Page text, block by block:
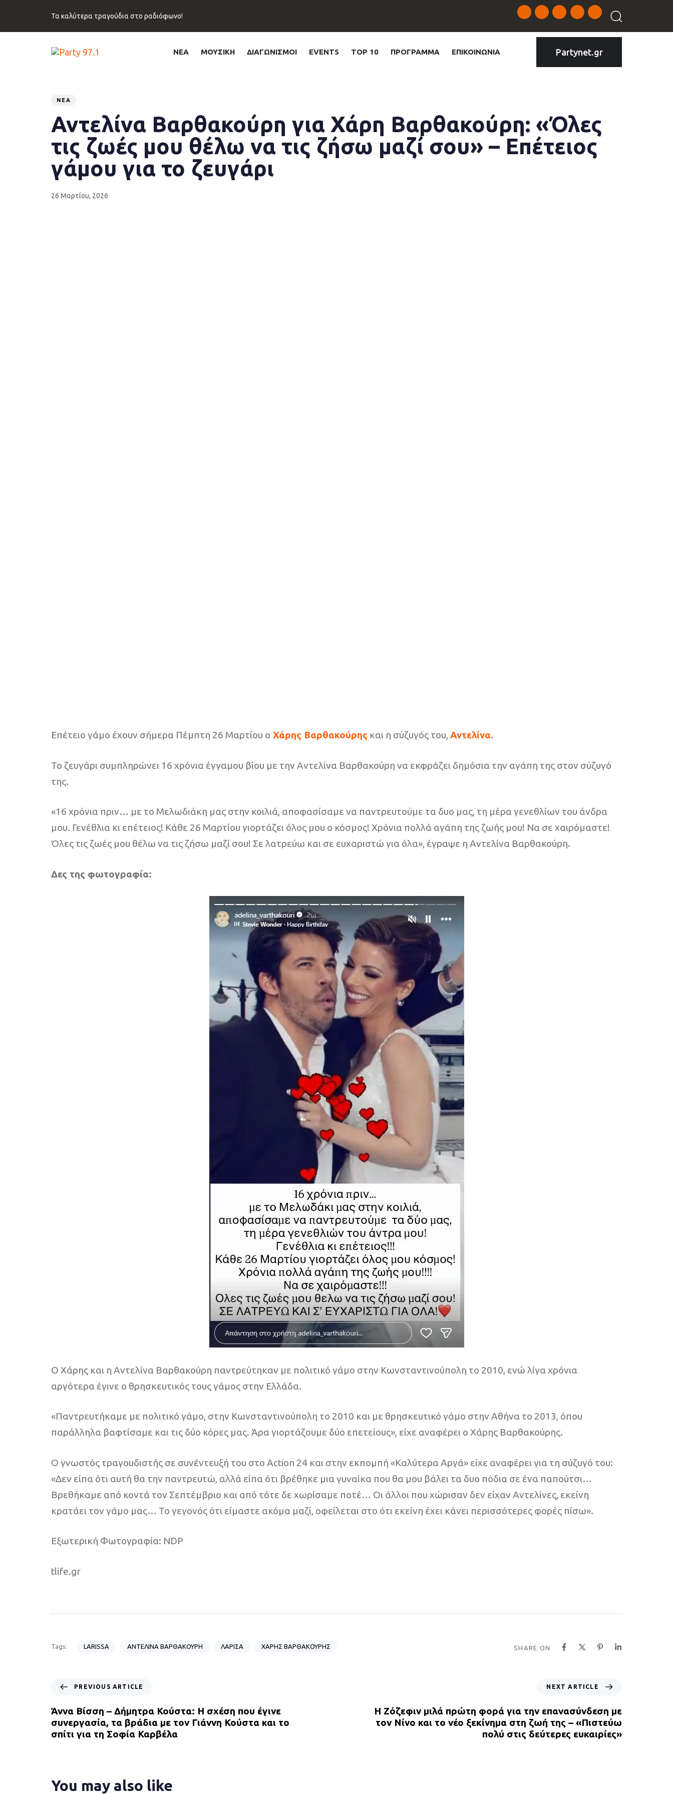
navigation
Τα καλύτερα τραγούδια στο ραδιόφωνο!
ΝΕΑ ΜΟΥΣΙΚΗ ΔΙΑΓΩΝΙΣΜΟΙ EVENTS TOP 10 ΠΡΟΓΡΑΜΜΑ ΕΠΙΚΟΙΝΩΝΙΑ Partynet.gr
ΝΈΑ
Αντελίνα Βαρθακούρη για Χάρη Βαρθακούρη: «Όλες
τις ζωές μου θέλω να τις ζήσω μαζί σου» – Επέτειος
γάμου για το ζευγάρι
on:
26 Μαρτίου, 2026
Επέτειο γάμο έχουν σήμερα Πέμπτη 26 Μαρτίου ο Χάρης Βαρθακούρης και η σύζυγός του, Αντελίνα.
Το ζευγάρι συμπληρώνει 16 χρόνια έγγαμου βίου με την Αντελίνα Βαρθακούρη να εκφράζει δημόσια την αγάπη της στον σύζυγό
της.
«16 χρόνια πριν… με το Μελωδιάκη μας στην κοιλιά, αποφασίσαμε να παντρευτούμε τα δυο μας, τη μέρα γενεθλίων του άνδρα
μου. Γενέθλια κι επέτειος! Κάθε 26 Μαρτίου γιορτάζει όλος μου ο κόσμος! Χρόνια πολλά αγάπη της ζωής μου! Να σε χαιρόμαστε!
Όλες τις ζωές μου θέλω να τις ζήσω μαζί σου! Σε λατρεύω και σε ευχαριστώ για όλα», έγραψε η Αντελίνα Βαρθακούρη.
Δες της φωτογραφία:
Ο Χάρης και η Αντελίνα Βαρθακούρη παντρεύτηκαν με πολιτικό γάμο στην Κωνσταντινούπολη το 2010, ενώ λίγα χρόνια
αργότερα έγινε ο θρησκευτικός τους γάμος στην Ελλάδα.
«Παντρευτήκαμε με πολιτικό γάμο, στην Κωνσταντινούπολη το 2010 και με θρησκευτικό γάμο στην Αθήνα το 2013, όπου
παράλληλα βαφτίσαμε και τις δύο κόρες μας. Άρα γιορτάζουμε δύο επετείους», είχε αναφέρει ο Χάρης Βαρθακούρης.
Ο γνωστός τραγουδιστής σε συνέντευξή του στο Action 24 και στην εκπομπή «Καλύτερα Αργά» είχε αναφέρει για τη σύζυγό του:
«Δεν είπα ότι αυτή θα την παντρευτώ, αλλά είπα ότι βρέθηκε μια γυναίκα που θα μου βάλει τα δυο πόδια σε ένα παπούτσι…
Βρεθήκαμε από κοντά τον Σεπτέμβριο και από τότε δε χωρίσαμε ποτέ… Οι άλλοι που χώρισαν δεν είχαν Αντελίνες, εκείνη
κρατάει τον γάμο μας… Το γεγονός ότι είμαστε ακόμα μαζί, οφείλεται στο ότι εκείνη έχει κάνει περισσότερες φορές πίσω».
Εξωτερική Φωτογραφία: NDP
tlife.gr
Tags: LARISSA ΑΝΤΕΛΙΝΑ ΒΑΡΘΑΚΟΥΡΗ ΛΑΡΙΣΑ ΧΑΡΗΣ ΒΑΡΘΑΚΟΥΡΗΣ SHARE ON
e
v
i
o
r
PREVIOUS ARTICLE
Άννα Βίσση – Δήμητρα Κούστα: Η σχέση που έγινε
συνεργασία, τα βράδια με τον Γιάννη Κούστα και το
σπίτι για τη Σοφία Καρβέλα
x
t
A
NEXT ARTICLE
Η Ζόζεφιν μιλά πρώτη φορά για την επανασύνδεση με
τον Νίνο και το νέο ξεκίνημα στη ζωή της – «Πιστεύω
πολύ στις δεύτερες ευκαιρίες»
You may also like